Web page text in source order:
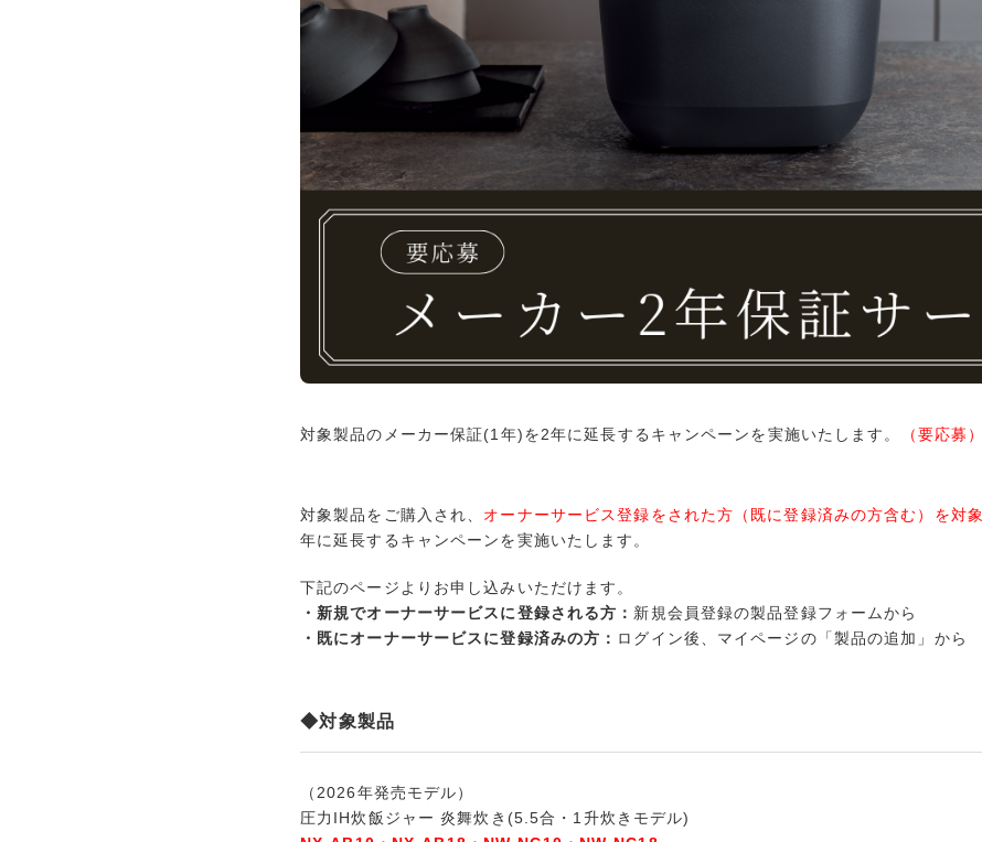
対象製品のメーカー保証(1年)を2年に延長するキャンペーンを実施いたします。 （要応募）
対象製品をご購入され、 オーナーサービス登録をされた方（既に登録済みの方含む）を対象
年に延長するキャンペーンを実施いたします。
下記のページよりお申し込みいただけます。
・新規でオーナーサービスに登録される方： 新規会員登録の製品登録フォームから
・既にオーナーサービスに登録済みの方： ログイン後、マイページの「製品の追加」から
◆対象製品
（2026年発売モデル）
圧力IH炊飯ジャー 炎舞炊き(5.5合・1升炊きモデル)